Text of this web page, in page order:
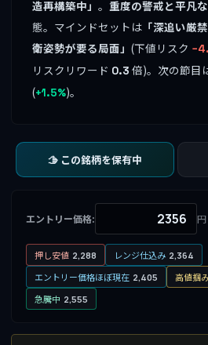
造再構築中」 。 重度の警戒と平凡
態。マインドセットは 「深追い厳
衛姿勢が要る局面」 (下値リスク
リスクリワード 0.3 倍)。次の節目
(+1.5%)。
🫱 この銘柄を保有中
エントリー価格: 円
押し安値 2,288 レンジ仕込み 2,364
エントリー価格ほぼ現在 2,405 高値掴
急騰中 2,555